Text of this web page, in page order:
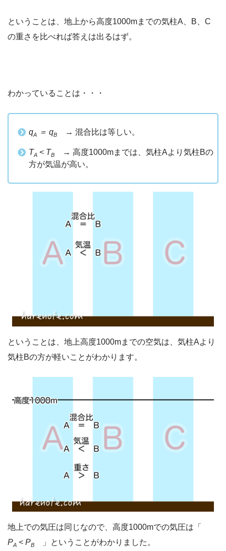
ということは、地上から高度1000mまでの気柱A、B、C
の重さを比べれば答えは出るはず。
わかっていることは・・・
qA ＝ qB → 混合比は等しい。
TA < TB
→ 高度1000mまでは、気柱Aより気柱Bの
方が気温が高い。
ということは、地上高度1000mまでの空気は、気柱Aより
気柱Bの方が軽いことがわかります。
地上での気圧は同じなので、高度1000mでの気圧は「
PA < PB 」ということがわかりました。